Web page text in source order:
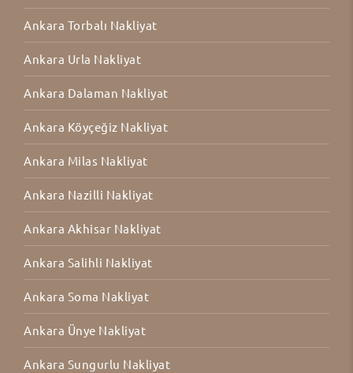
Ankara Torbalı Nakliyat
Ankara Urla Nakliyat
Ankara Dalaman Nakliyat
Ankara Köyçeğiz Nakliyat
Ankara Milas Nakliyat
Ankara Nazilli Nakliyat
Ankara Akhisar Nakliyat
Ankara Salihli Nakliyat
Ankara Soma Nakliyat
Ankara Ünye Nakliyat
Ankara Sungurlu Nakliyat